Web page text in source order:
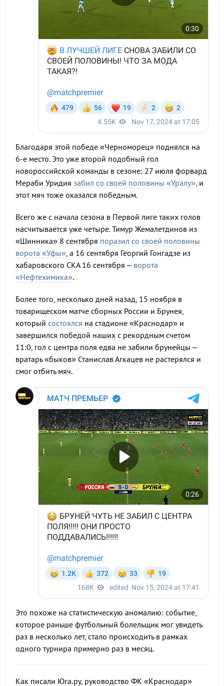
Благодаря этой победе «Черноморец» поднялся на
6-е место. Это уже второй подобный гол
новороссийской команды в сезоне: 27 июля форвард
Мераби Уридия забил со своей половины «Уралу», и
этот мяч тоже оказался победным.
Всего же с начала сезона в Первой лиге таких голов
насчитывается уже четыре. Тимур Жемалетдинов из
«Шинника» 8 сентября поразил со своей половины
ворота «Уфы», а 16 сентября Георгий Гонгадзе из
хабаровского СКА 16 сентября ‒ ворота
«Нефтехимика».
Более того, несколько дней назад, 15 ноября в
товарищеском матче сборных России и Брунея,
который состоялся на стадионе «Краснодар» и
завершился победой наших с рекордным счетом
11:0, гол с центра поля едва не забили брунейцы ‒
вратарь «быков» Станислав Агкацев не растерялся и
смог отбить мяч.
Это похоже на статистическую аномалию: событие,
которое раньше футбольный болельщик мог увидеть
раз в несколько лет, стало происходить в рамках
одного турнира примерно раз в месяц.
Как писали Юга.ру, руководство ФК «Краснодар»